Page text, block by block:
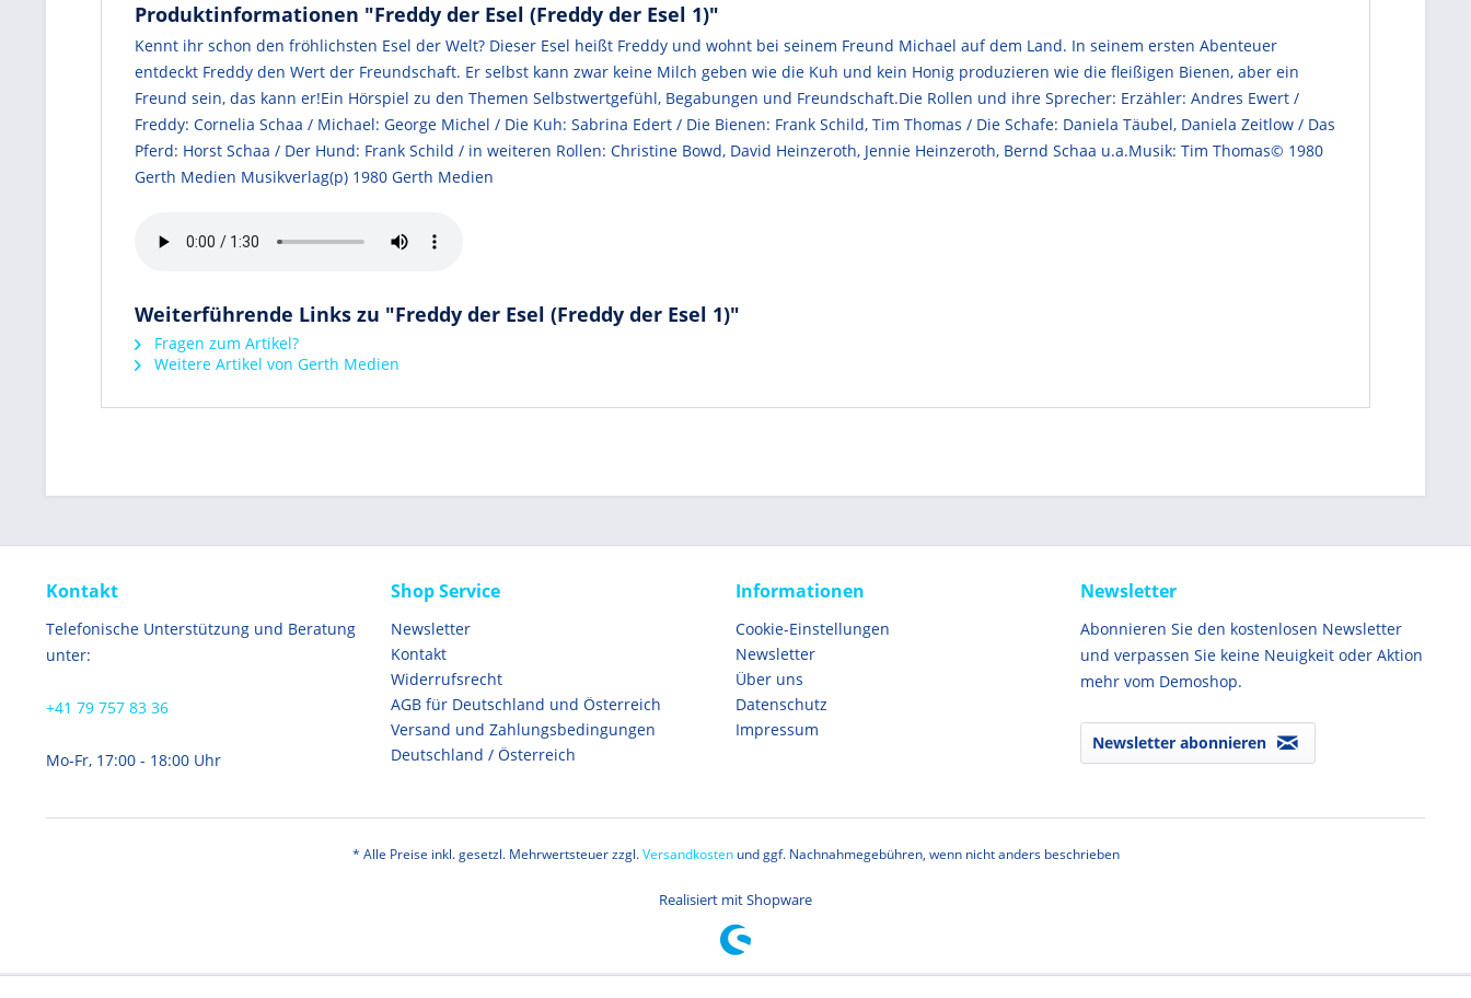
Produktinformationen "Freddy der Esel (Freddy der Esel 1)"
Kennt ihr schon den fröhlichsten Esel der Welt? Dieser Esel heißt Freddy und wohnt bei seinem Freund Michael auf dem Land. In seinem ersten Abenteuer
entdeckt Freddy den Wert der Freundschaft. Er selbst kann zwar keine Milch geben wie die Kuh und kein Honig produzieren wie die fleißigen Bienen, aber ein
Freund sein, das kann er!Ein Hörspiel zu den Themen Selbstwertgefühl, Begabungen und Freundschaft.Die Rollen und ihre Sprecher: Erzähler: Andres Ewert /
Freddy: Cornelia Schaa / Michael: George Michel / Die Kuh: Sabrina Edert / Die Bienen: Frank Schild, Tim Thomas / Die Schafe: Daniela Täubel, Daniela Zeitlow / Das
Pferd: Horst Schaa / Der Hund: Frank Schild / in weiteren Rollen: Christine Bowd, David Heinzeroth, Jennie Heinzeroth, Bernd Schaa u.a.Musik: Tim Thomas© 1980
Gerth Medien Musikverlag(p) 1980 Gerth Medien
Weiterführende Links zu "Freddy der Esel (Freddy der Esel 1)"
Fragen zum Artikel?
Weitere Artikel von Gerth Medien
Kontakt
Telefonische Unterstützung und Beratung
unter:
+41 79 757 83 36
Mo-Fr, 17:00 - 18:00 Uhr
Shop Service
Newsletter
Kontakt
Widerrufsrecht
AGB für Deutschland und Österreich
Versand und Zahlungsbedingungen
Deutschland / Österreich
Informationen
Cookie-Einstellungen
Newsletter
Über uns
Datenschutz
Impressum
Newsletter
Abonnieren Sie den kostenlosen Newsletter
und verpassen Sie keine Neuigkeit oder Aktion
mehr vom Demoshop.
Newsletter abonnieren
* Alle Preise inkl. gesetzl. Mehrwertsteuer zzgl.Versandkostenund ggf. Nachnahmegebühren, wenn nicht anders beschrieben
Realisiert mit Shopware